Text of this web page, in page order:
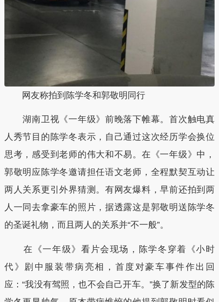
网友称拍到陈学冬和郭敬明同行
湖南卫视《一年级》前晚落下帷幕。首次触电真
人秀节目的陈学冬表示，自己通过这次经历学会换位
思考，感受到老师的伟大和不易。在《一年级》中，
郭敬明应陈学冬邀请担任语文老师，全程默契互动让
两人关系更引外界猜测。有网友爆料，早前还拍到两
人一同去拿豪车的照片，据透露这是郭敬明送陈学冬
的圣诞礼物，而且两人的关系并“不一般”。
在《一年级》看片会现场，陈学冬穿着《小时
代》剧中服装带病亮相，首度对豪车事件作出回
应：“我没有驾照，也不会自己开车。”换了新发型的陈